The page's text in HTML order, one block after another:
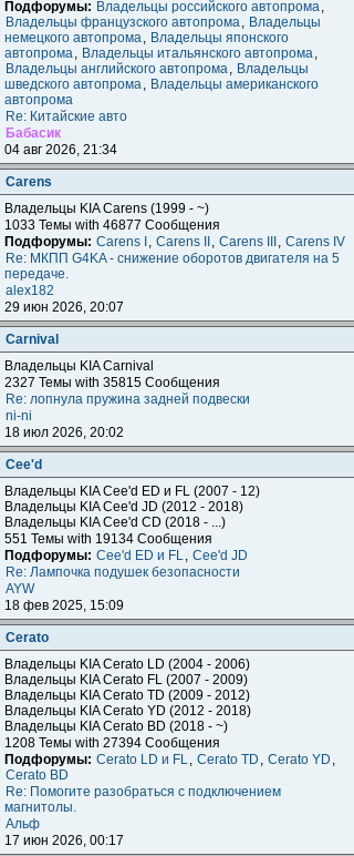
Подфорумы: Владельцы российского автопрома,
Владельцы французского автопрома, Владельцы
немецкого автопрома, Владельцы японского
автопрома, Владельцы итальянского автопрома,
Владельцы английского автопрома, Владельцы
шведского автопрома, Владельцы американского
автопрома
Re: Китайские авто
Бабасик
04 авг 2026, 21:34
Carens
Владельцы KIA Carens (1999 - ~)
1033 Темы with 46877 Сообщения
Подфорумы: Carens I , Carens II , Carens III , Carens IV
Re: МКПП G4KA - снижение оборотов двигателя на 5
передаче.
alex182
29 июн 2026, 20:07
Carnival
Владельцы KIA Carnival
2327 Темы with 35815 Сообщения
Re: лопнула пружина задней подвески
ni-ni
18 июл 2026, 20:02
Cee'd
Владельцы KIA Cee'd ED и FL (2007 - 12)
Владельцы KIA Cee'd JD (2012 - 2018)
Владельцы KIA Cee'd CD (2018 - ...)
551 Темы with 19134 Сообщения
Подфорумы: Cee'd ED и FL, Cee'd JD
Re: Лампочка подушек безопасности
AYW
18 фев 2025, 15:09
Cerato
Владельцы KIA Cerato LD (2004 - 2006)
Владельцы KIA Cerato FL (2007 - 2009)
Владельцы KIA Cerato TD (2009 - 2012)
Владельцы KIA Cerato YD (2012 - 2018)
Владельцы KIA Cerato BD (2018 - ~)
1208 Темы with 27394 Сообщения
Подфорумы: Cerato LD и FL, Cerato TD , Cerato YD ,
Cerato BD
Re: Помогите разобраться с подключением
магнитолы.
Альф
17 июн 2026, 00:17